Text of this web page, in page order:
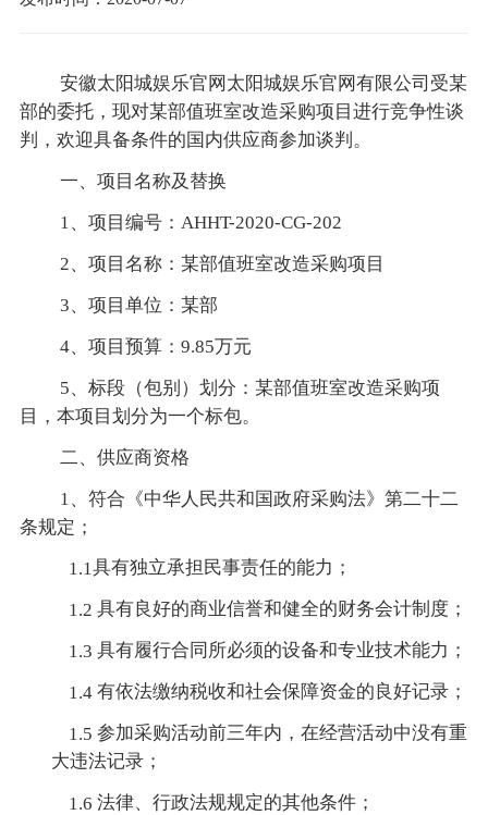
安徽太阳城娱乐官网太阳城娱乐官网有限公司受某
部的委托，现对某部值班室改造采购项目进行竞争性谈
判，欢迎具备条件的国内供应商参加谈判。
一、项目名称及替换
1、项目编号：AHHT-2020-CG-202
2、项目名称：某部值班室改造采购项目
3、项目单位：某部
4、项目预算：9.85万元
5、标段（包别）划分：某部值班室改造采购项
目，本项目划分为一个标包。
二、供应商资格
1、符合《中华人民共和国政府采购法》第二十二
条规定；
1.1具有独立承担民事责任的能力；
1.2 具有良好的商业信誉和健全的财务会计制度；
1.3 具有履行合同所必须的设备和专业技术能力；
1.4 有依法缴纳税收和社会保障资金的良好记录；
1.5 参加采购活动前三年内，在经营活动中没有重
大违法记录；
1.6 法律、行政法规规定的其他条件；